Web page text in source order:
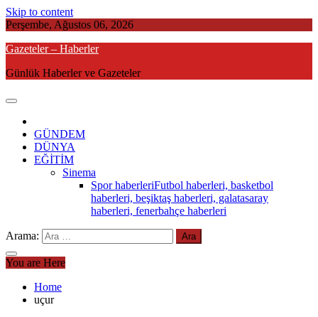
Skip to content
Perşembe, Ağustos 06, 2026
Gazeteler – Haberler
Günlük Haberler ve Gazeteler
GÜNDEM
DÜNYA
EĞİTİM
Sinema
Spor haberleriFutbol haberleri, basketbol
haberleri, beşiktaş haberleri, galatasaray
haberleri, fenerbahçe haberleri
Arama:
You are Here
Home
uçur